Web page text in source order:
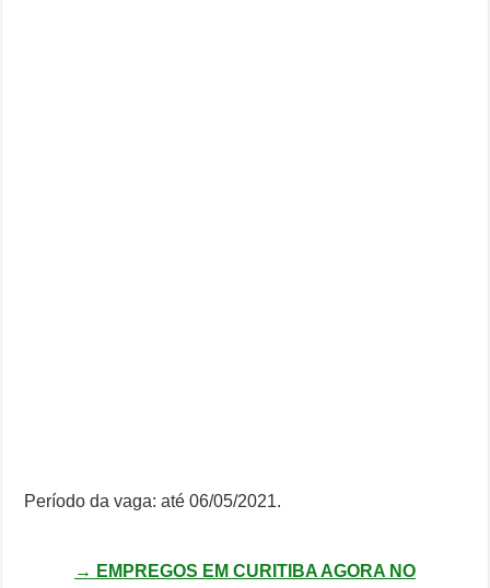
Período da vaga: até 06/05/2021.
→ EMPREGOS EM CURITIBA AGORA NO